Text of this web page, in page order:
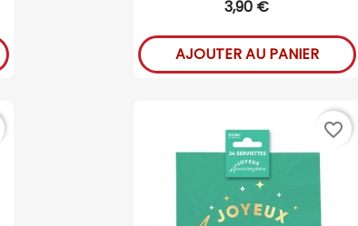
3,90 €
AJOUTER AU PANIER
favorite_border